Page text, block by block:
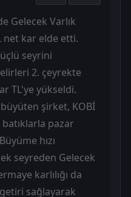
Gelecek Varlık
net kar elde etti.
seyrini
2. çeyrekte
TL'ye yükseldi.
şirket, KOBİ
pazar
hızı
seyreden Gelecek
karlılığı da
sağlayarak